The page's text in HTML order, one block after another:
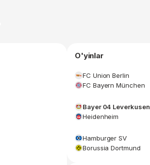
O'yinlar
FC Union Berlin
FC Bayern München
Bayer 04 Leverkusen
Heidenheim
Hamburger SV
Borussia Dortmund